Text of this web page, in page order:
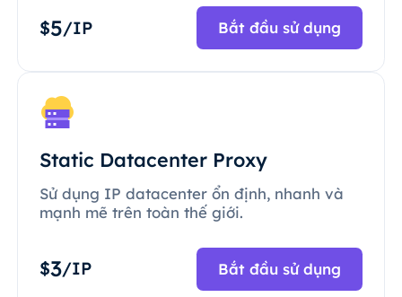
$5/IP Bắt đầu sử dụng
Static Datacenter Proxy
Sử dụng IP datacenter ổn định, nhanh và
mạnh mẽ trên toàn thế giới.
$3/IP Bắt đầu sử dụng